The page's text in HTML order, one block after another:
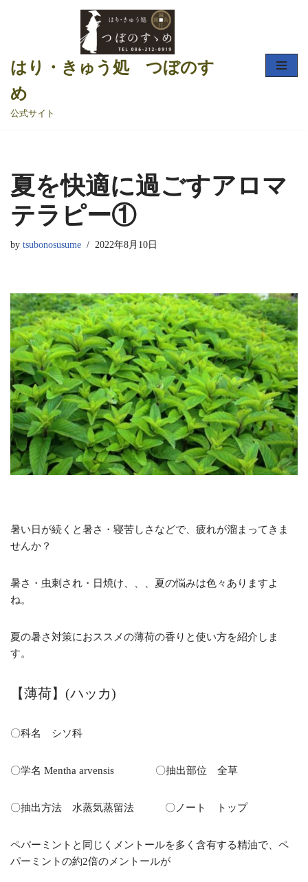
テ
ン
ツ
へ
プ
はり・きゅう処 つぼのすゝ
め
公式サイト
夏を快適に過ごすアロマ
テラピー①
by tsubonosusume 2022年8月10日
暑い日が続くと暑さ・寝苦しさなどで、疲れが溜まってきま
せんか？
暑さ・虫刺され・日焼け、、、夏の悩みは色々ありますよ
ね。
夏の暑さ対策におススメの薄荷の香りと使い方を紹介しま
す。
【薄荷】(ハッカ)
〇科名 シソ科
〇学名 Mentha arvensis 〇抽出部位 全草
〇抽出方法 水蒸気蒸留法 〇ノート トップ
ペパーミントと同じくメントールを多く含有する精油で、ペ
パーミントの約2倍のメントールが